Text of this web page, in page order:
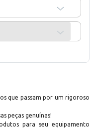
que passam por um rigoroso
peças genuínas!
para seu equipamento